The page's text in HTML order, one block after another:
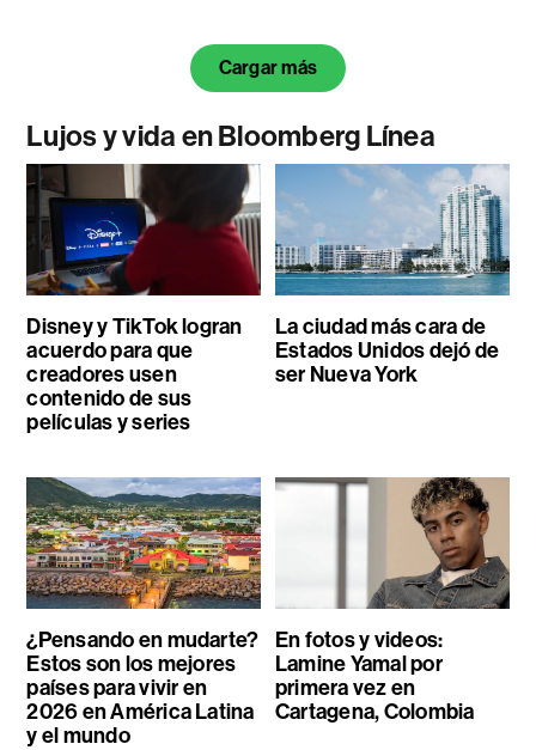
Cargar más
Lujos y vida en Bloomberg Línea
Disney y TikTok logran
acuerdo para que
creadores usen
contenido de sus
películas y series
La ciudad más cara de
Estados Unidos dejó de
ser Nueva York
¿Pensando en mudarte?
Estos son los mejores
países para vivir en
2026 en América Latina
y el mundo
En fotos y videos:
Lamine Yamal por
primera vez en
Cartagena, Colombia